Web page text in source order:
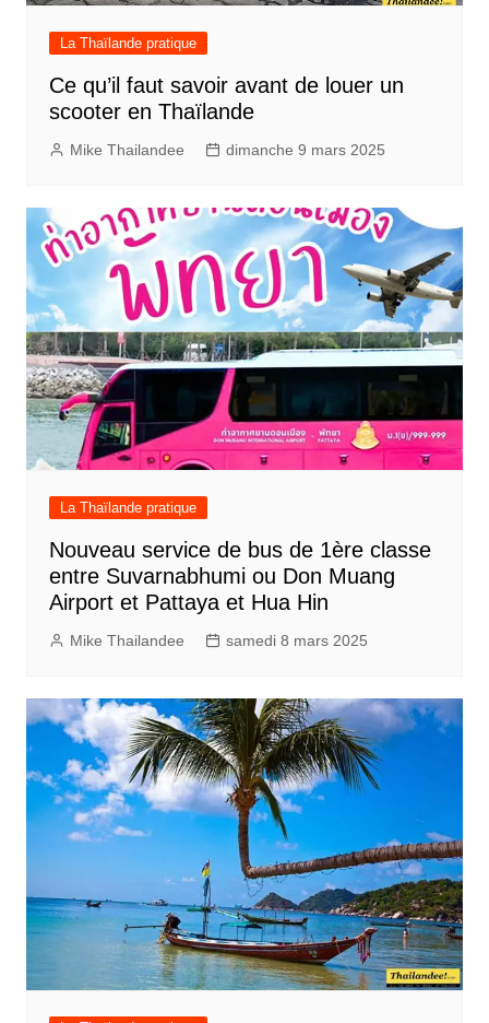
La Thaïlande pratique
Ce qu’il faut savoir avant de louer un
scooter en Thaïlande
Mike Thailandee dimanche 9 mars 2025
La Thaïlande pratique
Nouveau service de bus de 1ère classe
entre Suvarnabhumi ou Don Muang
Airport et Pattaya et Hua Hin
Mike Thailandee samedi 8 mars 2025